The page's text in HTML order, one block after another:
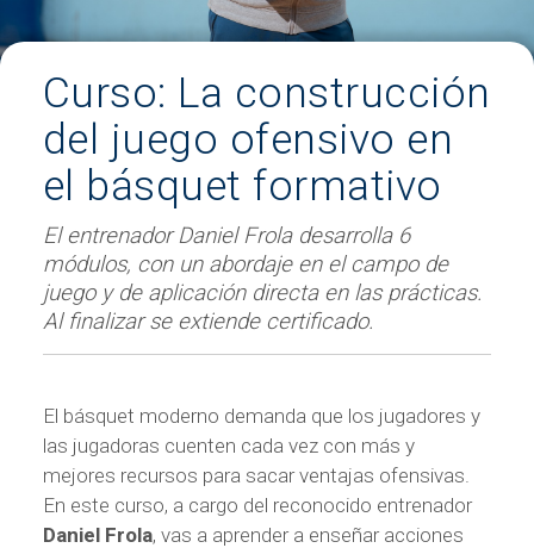
Curso: La construcción
del juego ofensivo en
el básquet formativo
El entrenador Daniel Frola desarrolla 6
módulos, con un abordaje en el campo de
juego y de aplicación directa en las prácticas.
Al finalizar se extiende certificado.
El básquet moderno demanda que los jugadores y
las jugadoras cuenten cada vez con más y
mejores recursos para sacar ventajas ofensivas.
En este curso, a cargo del reconocido entrenador
Daniel Frola, vas a aprender a enseñar acciones